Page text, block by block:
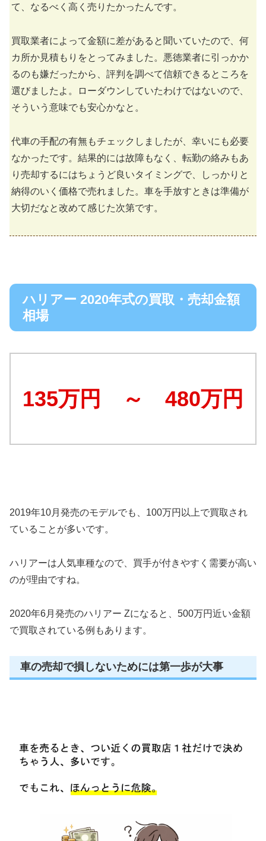
て、なるべく高く売りたかったんです。
買取業者によって金額に差があると聞いていたので、何
カ所か見積もりをとってみました。悪徳業者に引っかか
るのも嫌だったから、評判を調べて信頼できるところを
選びましたよ。ローダウンしていたわけではないので、
そういう意味でも安心かなと。
代車の手配の有無もチェックしましたが、幸いにも必要
なかったです。結果的には故障もなく、転勤の絡みもあ
り売却するにはちょうど良いタイミングで、しっかりと
納得のいく価格で売れました。車を手放すときは準備が
大切だなと改めて感じた次第です。
ハリアー 2020年式の買取・売却金額
相場
135万円 ～ 480万円
2019年10月発売のモデルでも、100万円以上で買取され
ていることが多いです。
ハリアーは人気車種なので、買手が付きやすく需要が高い
のが理由ですね。
2020年6月発売のハリアー Zになると、500万円近い金額
で買取されている例もあります。
車の売却で損しないためには第一歩が大事